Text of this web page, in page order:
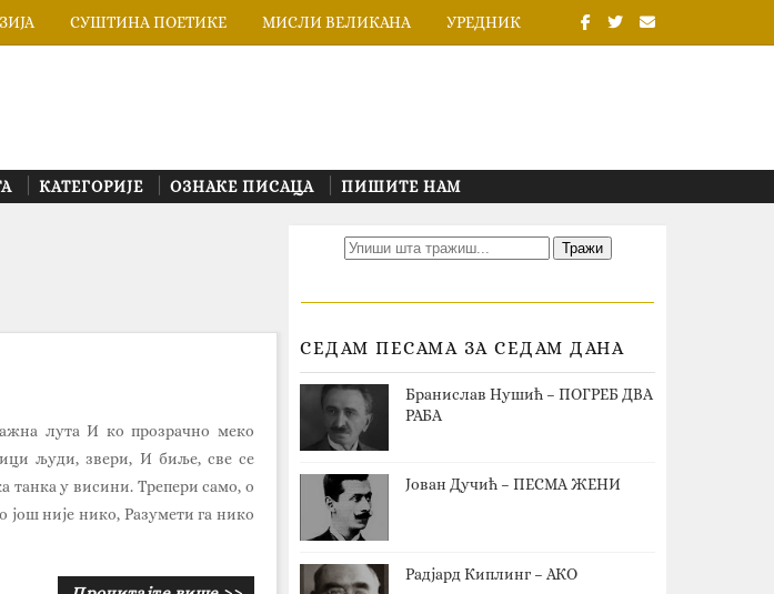
СУШТИНА ПОЕТИКЕ МИСЛИ ВЕЛИКАНА УРЕДНИК
КАТЕГОРИЈЕ ОЗНАКЕ ПИСАЦА ПИШИТЕ НАМ
лута И ко прозрачно меко
људи, звери, И биље, све се
танка у висини. Трепери само, о
још није нико, Разумети га нико
СЕДАМ ПЕСАМА ЗА СЕДАМ ДАНА
Бранислав Нушић – ПОГРЕБ ДВА
РАБА
Јован Дучић – ПЕСМА ЖЕНИ
Радјард Киплинг – АКО